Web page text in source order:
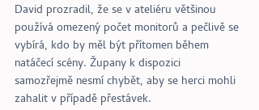
David prozradil, že se v ateliéru většinou
používá omezený počet monitorů a pečlivě se
vybírá, kdo by měl být přítomen během
natáčecí scény. Župany k dispozici
samozřejmě nesmí chybět, aby se herci mohli
zahalit v případě přestávek.